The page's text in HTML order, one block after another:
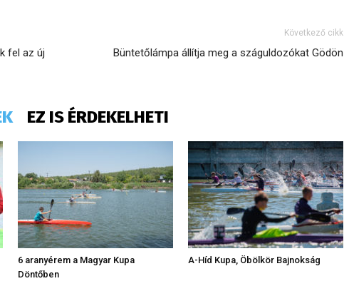
fel az új
Következő cikk
Büntetőlámpa állítja meg a száguldozókat Gödön
EZ IS ÉRDEKELHETI
6 aranyérem a Magyar Kupa
Döntőben
A-Híd Kupa, Öbölkör Bajnokság